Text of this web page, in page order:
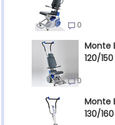
0
Monte
120/150
0
Monte
130/160